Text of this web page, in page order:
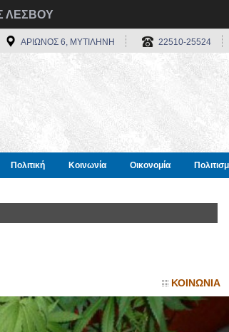
ΛΕΣΒΟΥ
ΑΡΙΩΝΟΣ 6, ΜΥΤΙΛΗΝΗ 22510-25524
Πολιτική Κοινωνία Οικονομία
ΚΟΙΝΩΝΙΑ